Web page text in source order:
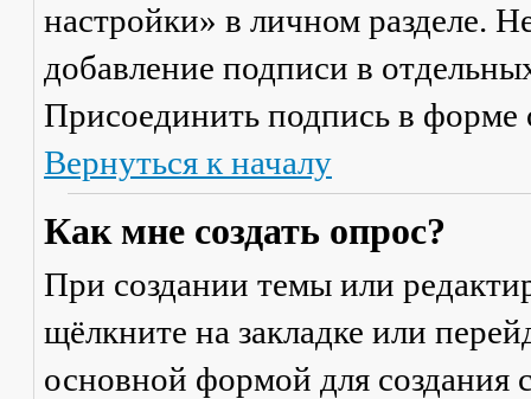
настройки» в личном разделе.
добавление подписи в
Присоединить подпись в форме
Вернуться к началу
Как мне создать опрос?
При создании темы или
щёлкните на закладке или
основной формой для создания